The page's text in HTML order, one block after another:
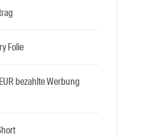
Folie
bezahlte Werbung